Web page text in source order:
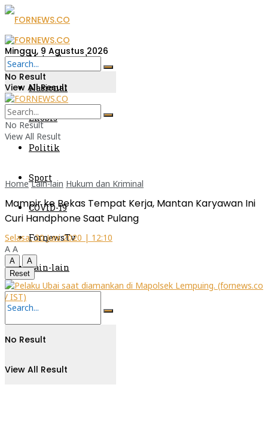
Metro Sumsel
Nasional
Ekobis
Politik
Sport
COVID-19
FornewsTv
Lain-lain
No Result
View All Result
Minggu, 9 Agustus 2026
No Result
View All Result
No Result
View All Result
Home Lain-lain Hukum dan Kriminal
Mampir ke Bekas Tempat Kerja, Mantan Karyawan Ini
Curi Handphone Saat Pulang
Selasa, 30 Juni 2020 | 12:10
A A
A
A
Reset